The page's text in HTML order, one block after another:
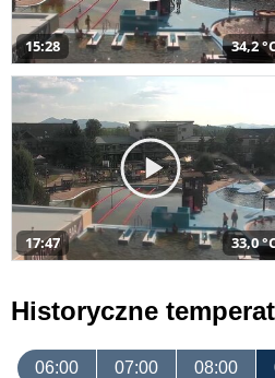
15:28 34,2
17:47 33,0
Historyczne
06:00 07:00 08:00